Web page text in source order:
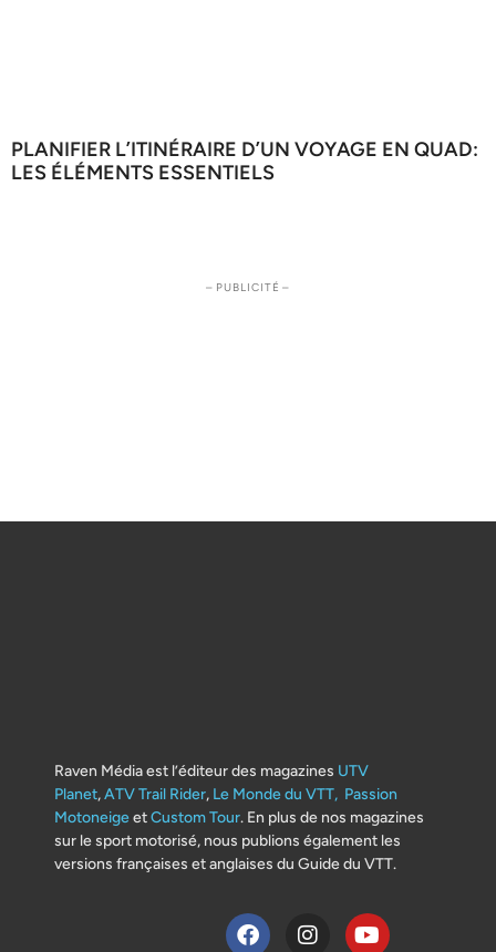
PLANIFIER L’ITINÉRAIRE D’UN VOYAGE EN QUAD:
LES ÉLÉMENTS ESSENTIELS
– PUBLICITÉ –
Raven Média est l’éditeur des magazines UTV
Planet,ATV Trail Rider, Le Monde du VTT, Passion
MotoneigeetCustom Tour. En plus de nos magazines
sur le sport motorisé, nous publions également les
versions françaises et anglaises du Guide du VTT.